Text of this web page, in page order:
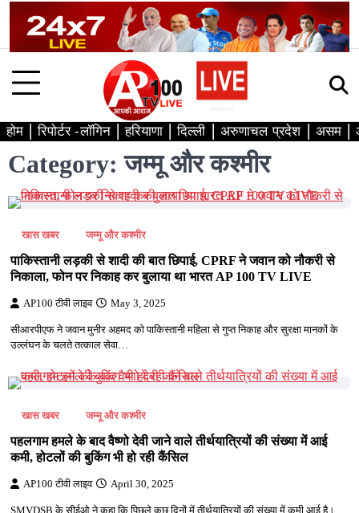
content
होम रिपोर्टर -लॉगिन हरियाणा दिल्ली अरुणाचल प्रदेश असम
Category:जम्मू और कश्मीर
खास खबर जम्मू और कश्मीर
पाकिस्तानी लड़की से शादी की बात छिपाई, CPRF ने जवान को नौकरी से
निकाला, फोन पर निकाह कर बुलाया था भारत AP 100 TV LIVE
AP100 टीवी लाइव May 3, 2025
सीआरपीएफ ने जवान मुनीर अहमद को पाकिस्तानी महिला से गुप्त निकाह और सुरक्षा मानकों के
उल्लंघन के चलते तत्काल सेवा…
खास खबर जम्मू और कश्मीर
पहलगाम हमले के बाद वैष्णो देवी जाने वाले तीर्थयात्रियों की संख्या में आई
कमी, होटलों की बुकिंग भी हो रही कैंसिल
AP100 टीवी लाइव April 30, 2025
SMVDSB के सीईओ ने कहा कि पिछले कुछ दिनों में तीर्थयात्रियों की संख्या में कमी आई है।